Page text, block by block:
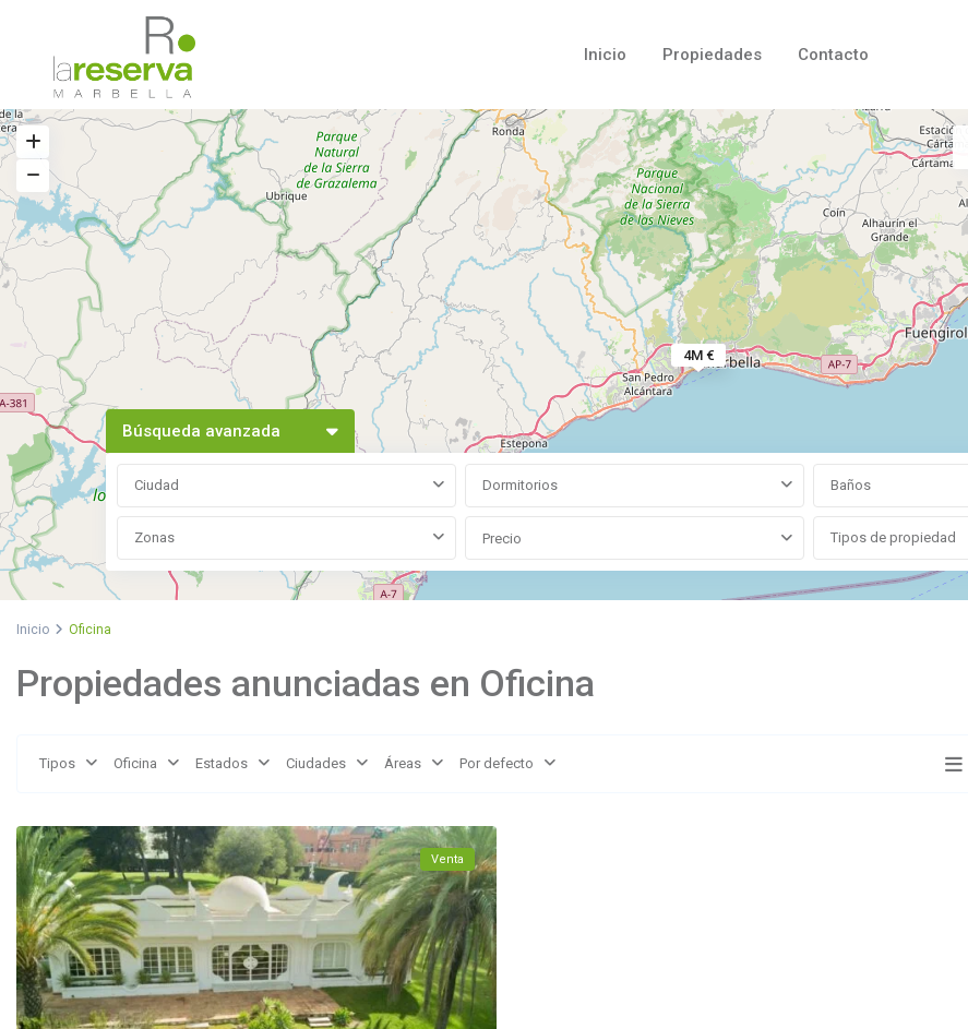
Inicio Propiedades Contacto
4M €
Búsqueda avanzada
Ciudad Dormitorios Baños
Zonas Precio Tipos de propiedad
Inicio Oficina
Propiedades anunciadas en Oficina
Tipos Oficina Estados Ciudades Áreas Por defecto
de
Venta